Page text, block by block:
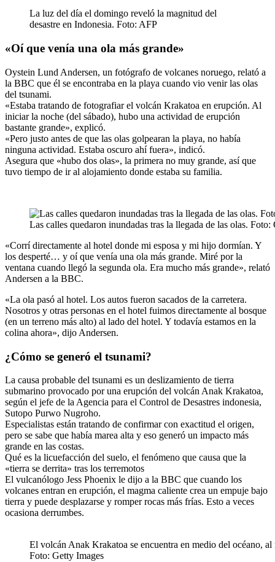
La luz del día el domingo reveló la magnitud del
desastre en Indonesia. Foto: AFP
«Oí que venía una ola más grande»
Oystein Lund Andersen, un fotógrafo de volcanes noruego, relató a
la BBC que él se encontraba en la playa cuando vio venir las olas
del tsunami.
«Estaba tratando de fotografiar el volcán Krakatoa en erupción. Al
iniciar la noche (del sábado), hubo una actividad de erupción
bastante grande», explicó.
«Pero justo antes de que las olas golpearan la playa, no había
ninguna actividad. Estaba oscuro ahí fuera», indicó.
Asegura que «hubo dos olas», la primera no muy grande, así que
tuvo tiempo de ir al alojamiento donde estaba su familia.
Las calles quedaron inundadas tras la llegada de las olas.
«Corrí directamente al hotel donde mi esposa y mi hijo dormían. Y
los desperté… y oí que venía una ola más grande. Miré por la
ventana cuando llegó la segunda ola. Era mucho más grande», relató
Andersen a la BBC.
«La ola pasó al hotel. Los autos fueron sacados de la carretera.
Nosotros y otras personas en el hotel fuimos directamente al bosque
(en un terreno más alto) al lado del hotel. Y todavía estamos en la
colina ahora», dijo Andersen.
¿Cómo se generó el tsunami?
La causa probable del tsunami es un deslizamiento de tierra
submarino provocado por una erupción del volcán Anak Krakatoa,
según el jefe de la Agencia para el Control de Desastres indonesia,
Sutopo Purwo Nugroho.
Especialistas están tratando de confirmar con exactitud el origen,
pero se sabe que había marea alta y eso generó un impacto más
grande en las costas.
Qué es la licuefacción del suelo, el fenómeno que causa que la
«tierra se derrita» tras los terremotos
El vulcanólogo Jess Phoenix le dijo a la BBC que cuando los
volcanes entran en erupción, el magma caliente crea un empuje bajo
tierra y puede desplazarse y romper rocas más frías. Esto a veces
ocasiona derrumbes.
El volcán Anak Krakatoa se encuentra en medio del océano, al
Foto: Getty Images